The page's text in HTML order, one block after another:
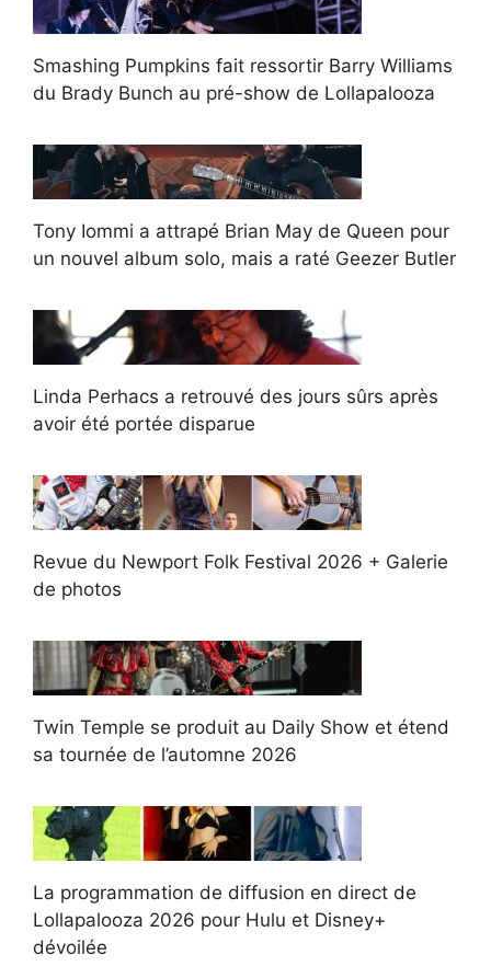
Smashing Pumpkins fait ressortir Barry Williams
du Brady Bunch au pré-show de Lollapalooza
Tony Iommi a attrapé Brian May de Queen pour
un nouvel album solo, mais a raté Geezer Butler
Linda Perhacs a retrouvé des jours sûrs après
avoir été portée disparue
Revue du Newport Folk Festival 2026 + Galerie
de photos
Twin Temple se produit au Daily Show et étend
sa tournée de l’automne 2026
La programmation de diffusion en direct de
Lollapalooza 2026 pour Hulu et Disney+
dévoilée